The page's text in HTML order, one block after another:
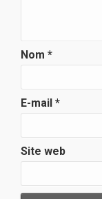
Nom *
E-mail *
Site web